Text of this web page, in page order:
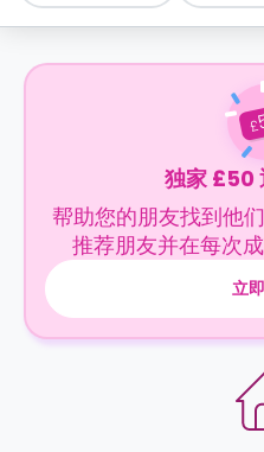
£
独家 £50
帮助您的朋友找到他
推荐朋友并在每次
立